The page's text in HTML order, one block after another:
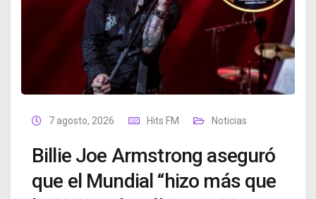
7 agosto, 2026 Hits FM Noticias
Billie Joe Armstrong aseguró
que el Mundial “hizo más que